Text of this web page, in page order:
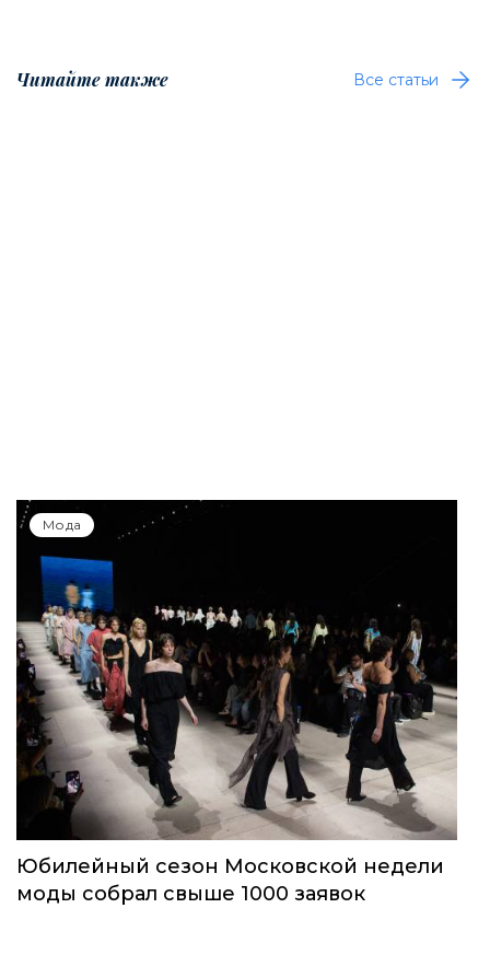
Читайте также Все статьи
Мода
Юбилейный сезон Московской недели
моды собрал свыше 1000 заявок